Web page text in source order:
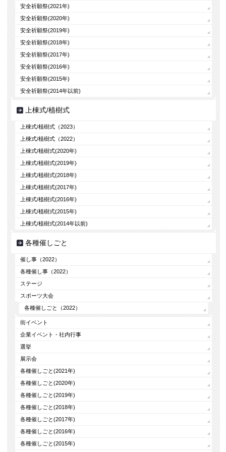
安全祈願祭(2021年)
安全祈願祭(2020年)
安全祈願祭(2019年)
安全祈願祭(2018年)
安全祈願祭(2017年)
安全祈願祭(2016年)
安全祈願祭(2015年)
安全祈願祭(2014年以前)
上棟式/植樹式
上棟式/植樹式（2023）
上棟式/植樹式（2022）
上棟式/植樹式(2020年)
上棟式/植樹式(2019年)
上棟式/植樹式(2018年)
上棟式/植樹式(2017年)
上棟式/植樹式(2016年)
上棟式/植樹式(2015年)
上棟式/植樹式(2014年以前)
各種催しごと
催し事（2022）
各種催し事（2022）
ステージ
スポーツ大会
各種催しごと（2022）
街イベント
企業イベント・社内行事
選挙
展示会
各種催しごと(2021年)
各種催しごと(2020年)
各種催しごと(2019年)
各種催しごと(2018年)
各種催しごと(2017年)
各種催しごと(2016年)
各種催しごと(2015年)